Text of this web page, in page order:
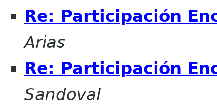
Re: Participación
Arias
Re: Participación
Sandoval